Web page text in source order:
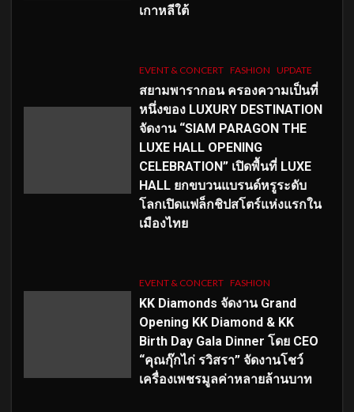
เกาหลีใต้
EVENT & CONCERT FASHION UPDATE
สยามพารากอน ครองความเป็นที่
หนึ่งของ LUXURY DESTINATION
จัดงาน “SIAM PARAGON THE
LUXE HALL OPENING
CELEBRATION” เปิดพื้นที่ LUXE
HALL ยกขบวนแบรนด์หรูระดับ
โลกเปิดแฟล็กชิปสโตร์แห่งแรกใน
เมืองไทย
EVENT & CONCERT FASHION
KK Diamonds จัดงาน Grand
Opening KK Diamond & KK
Birth Day Gala Dinner โดย CEO
“คุณกุ๊กไก่ รวิสรา” จัดงานโชว์
เครื่องเพชรมูลค่าหลายล้านบาท